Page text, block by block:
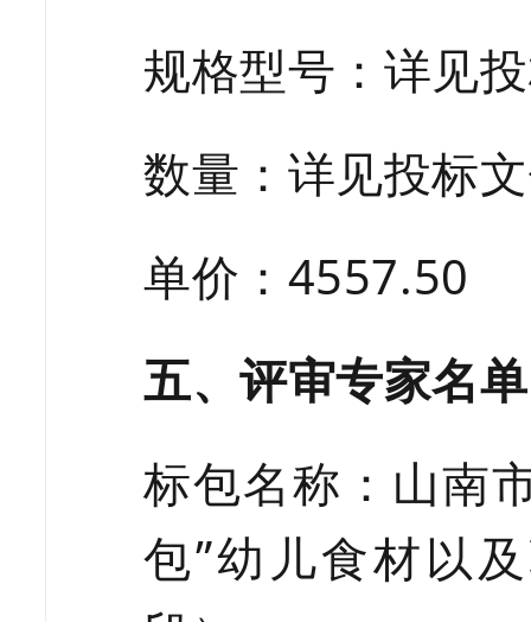
规格型号：详见
数量： 详见投标
单价： 4557.50
五、评审专家名单
标包名称：山南
包”幼儿食材以